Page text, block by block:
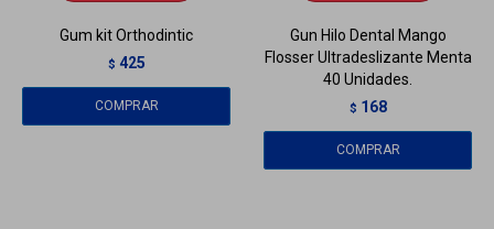
Gum kit Orthodintic
$ 425
Gun Hilo Dental Mango
Flosser Ultradeslizante Menta
40 Unidades.
$ 168